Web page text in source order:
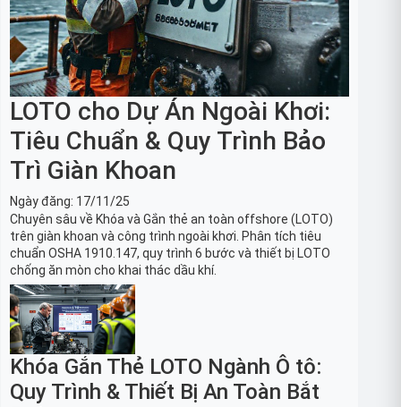
LOTO cho Dự Án Ngoài Khơi:
Tiêu Chuẩn & Quy Trình Bảo
Trì Giàn Khoan
Ngày đăng: 17/11/25
Chuyên sâu về Khóa và Gắn thẻ an toàn offshore (LOTO)
trên giàn khoan và công trình ngoài khơi. Phân tích tiêu
chuẩn OSHA 1910.147, quy trình 6 bước và thiết bị LOTO
chống ăn mòn cho khai thác dầu khí.
Khóa Gắn Thẻ LOTO Ngành Ô tô:
Quy Trình & Thiết Bị An Toàn Bắt